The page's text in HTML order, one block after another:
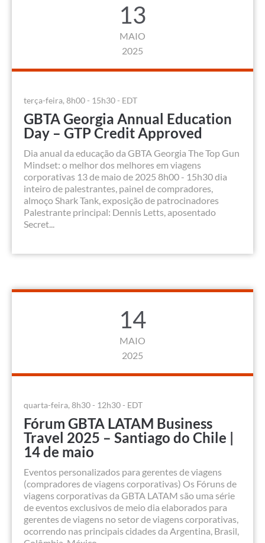
13
MAIO
2025
terça-feira, 8h00 - 15h30 - EDT
GBTA Georgia Annual Education
Day – GTP Credit Approved
Dia anual da educação da GBTA Georgia The Top Gun
Mindset: o melhor dos melhores em viagens
corporativas 13 de maio de 2025 8h00 - 15h30 dia
inteiro de palestrantes, painel de compradores,
almoço Shark Tank, exposição de patrocinadores
Palestrante principal: Dennis Letts, aposentado
Secret...
14
MAIO
2025
quarta-feira, 8h30 - 12h30 - EDT
Fórum GBTA LATAM Business
Travel 2025 – Santiago do Chile |
14 de maio
Eventos personalizados para gerentes de viagens
(compradores de viagens corporativas) Os Fóruns de
viagens corporativas da GBTA LATAM são uma série
de eventos exclusivos de meio dia elaborados para
gerentes de viagens no setor de viagens corporativas,
ocorrendo nas principais cidades da Argentina, Brasil,